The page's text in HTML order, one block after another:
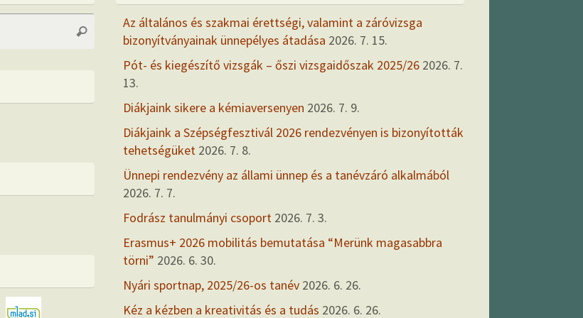
Search
Search
Az általános és szakmai érettségi, valamint a záróvizsga
bizonyítványainak ünnepélyes átadása 2026. 7. 15.
Pót- és kiegészítő vizsgák – őszi vizsgaidőszak 2025/26 2026. 7.
13.
Diákjaink sikere a kémiaversenyen 2026. 7. 9.
Diákjaink a Szépségfesztivál 2026 rendezvényen is bizonyították
tehetségüket 2026. 7. 8.
Ünnepi rendezvény az állami ünnep és a tanévzáró alkalmából
2026. 7. 7.
Fodrász tanulmányi csoport 2026. 7. 3.
Erasmus+ 2026 mobilitás bemutatása “Merünk magasabbra
törni” 2026. 6. 30.
Nyári sportnap, 2025/26-os tanév 2026. 6. 26.
Kéz a kézben a kreativitás és a tudás 2026. 6. 26.